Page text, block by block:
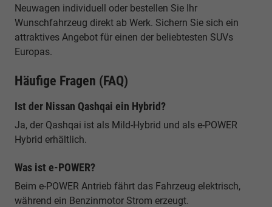
Neuwagen individuell oder bestellen Sie Ihr
Wunschfahrzeug direkt ab Werk. Sichern Sie sich ein
attraktives Angebot für einen der beliebtesten SUVs
Europas.
Häufige Fragen (FAQ)
Ist der Nissan Qashqai ein Hybrid?
Ja, der Qashqai ist als Mild-Hybrid und als e-POWER
Hybrid erhältlich.
Was ist e-POWER?
Beim e-POWER Antrieb fährt das Fahrzeug elektrisch,
während ein Benzinmotor Strom erzeugt.